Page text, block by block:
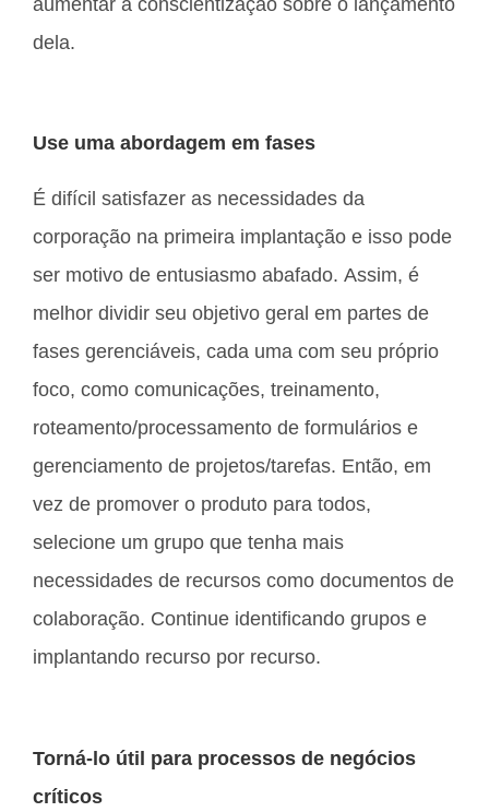
dela.
Use uma abordagem em fases
É difícil satisfazer as necessidades da
corporação na primeira implantação e isso pode
ser motivo de entusiasmo abafado. Assim, é
melhor dividir seu objetivo geral em partes de
fases gerenciáveis, cada uma com seu próprio
foco, como comunicações, treinamento,
roteamento/processamento de formulários e
gerenciamento de projetos/tarefas. Então, em
vez de promover o produto para todos,
selecione um grupo que tenha mais
necessidades de recursos como documentos de
colaboração. Continue identificando grupos e
implantando recurso por recurso.
Torná-lo útil para processos de negócios
críticos